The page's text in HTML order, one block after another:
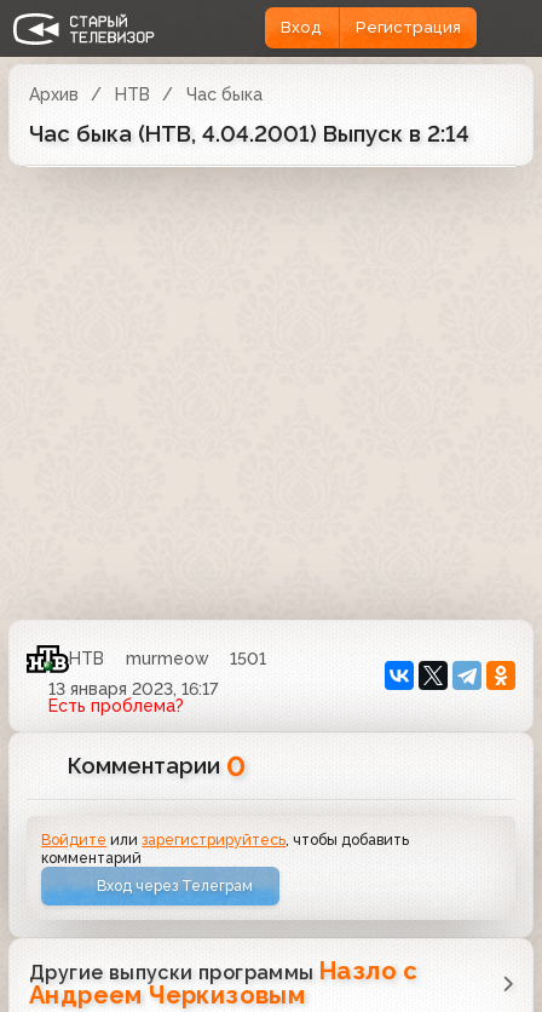
Вход Регистрация
Архив НТВ Час быка
Час быка (НТВ, 4.04.2001) Выпуск в 2:14
НТВ murmeow
1501
13 января 2023, 16:17
Есть проблема?
Комментарии 0
Войдите илизарегистрируйтесь , чтобы добавить
комментарий
Вход через Телеграм
Другие выпуски программы Назло с
Андреем Черкизовым